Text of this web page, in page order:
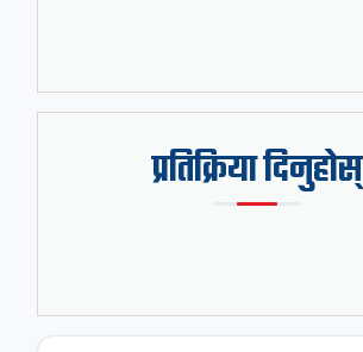
प्रतिक्रिया दिनुहोस्